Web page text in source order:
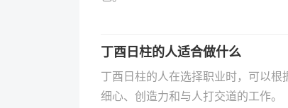
丁酉日柱的人适合做什么
丁酉日柱的人在选择职业时，可以
细心、创造力和与人打交道的工作。